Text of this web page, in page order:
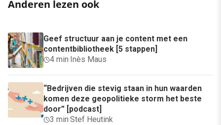
Anderen lezen ook
Geef structuur aan je content met een
contentbibliotheek [5 stappen]
4 min·Inès Maus
“Bedrijven die stevig staan in hun waarden
komen deze geopolitieke storm het beste
door” [podcast]
3 min·Stef Heutink